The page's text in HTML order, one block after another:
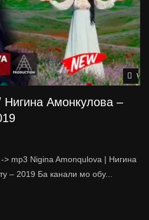
Нигина Амонкулова –
> mp3 Nigina Amonqulova | Нигина
– 2019 Ба канали мо обу...